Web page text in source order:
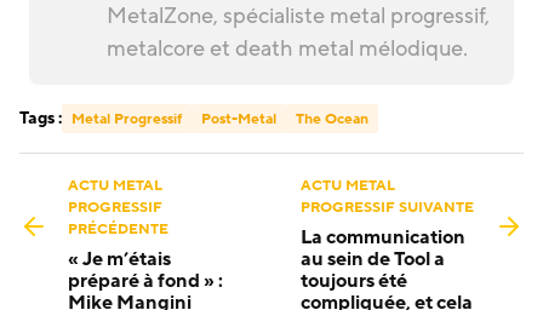
MetalZone, spécialiste metal progressif,
metalcore et death metal mélodique.
Tags : Metal Progressif Post-Metal The Ocean
ACTU METAL
PROGRESSIF
PRÉCÉDENTE
« Je m’étais
préparé à fond » :
Mike Mangini
ACTU METAL
PROGRESSIF SUIVANTE
La communication
au sein de Tool a
toujours été
compliquée, et cela